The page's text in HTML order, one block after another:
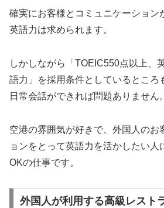
確実にお客様とコミュニケーション
英語力は求められます。
しかしながら「TOEIC550点以上、
語力」を採用条件としているところ
日常会話ができれば問題ありません。
空港の雰囲気が好きで、外国人のお
ョンをとって英語力を活かしたい人
OKの仕事です。
外国人が利用する高級レスト